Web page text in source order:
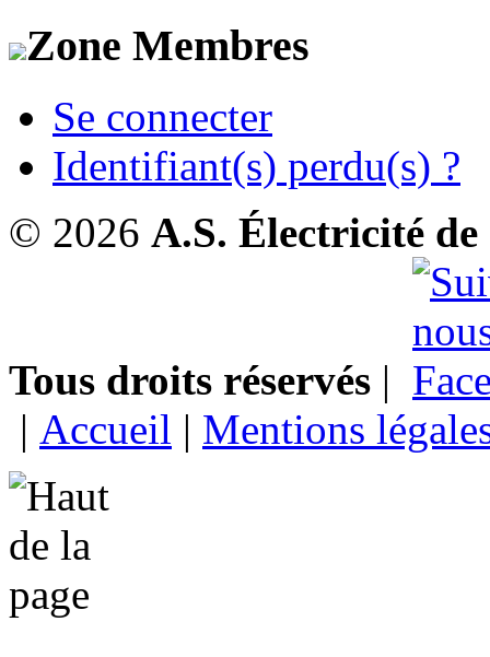
Zone Membres
Se connecter
Identifiant(s) perdu(s) ?
© 2026 A.S. Électricité
Tous droits réservés |
| Accueil | Mentions